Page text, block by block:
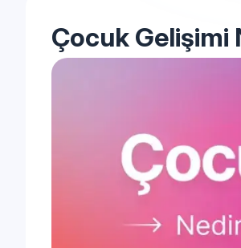
Çocuk Gelişimi